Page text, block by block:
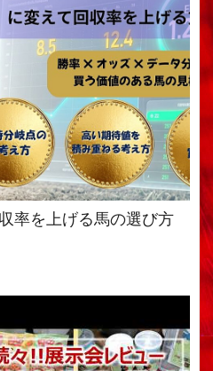
率を上げる馬の選び方